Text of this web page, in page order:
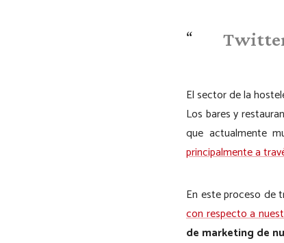
El sector de la
Los bares y
que actualmente
principalmente a
En este proceso de
con respecto a
de marketing de